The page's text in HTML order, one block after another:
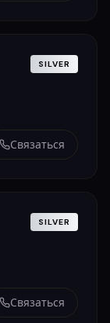
SILVER
Связаться
SILVER
Связаться